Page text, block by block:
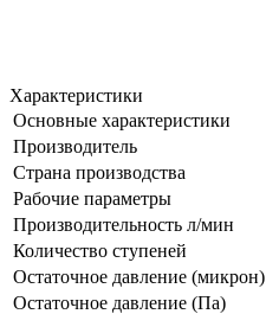
Характеристики
Основные характеристики
Производитель
Страна производства
Рабочие параметры
Производительность л/мин
Количество ступеней
Остаточное давление (микрон)
Остаточное давление (Па)